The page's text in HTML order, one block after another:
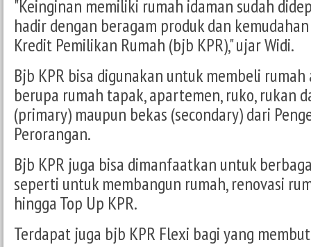
"Keinginan memiliki rumah idaman sudah
hadir dengan beragam produk dan
Kredit Pemilikan Rumah (bjb KPR)," ujar Widi.
Bjb KPR bisa digunakan untuk membeli
berupa rumah tapak, apartemen, ruko, rukan
(primary) maupun bekas (secondary) dari
Perorangan.
Bjb KPR juga bisa dimanfaatkan untuk
seperti untuk membangun rumah, renovasi
hingga Top Up KPR.
Terdapat juga bjb KPR Flexi bagi yang